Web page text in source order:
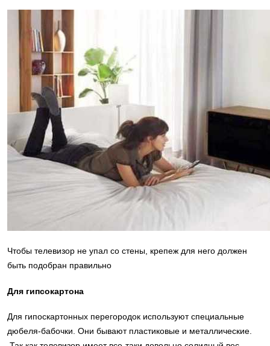
Чтобы телевизор не упал со стены, крепеж для него должен
быть подобран правильно
Для гипсокартона
Для гипоскартонных перегородок используют специальные
дюбеля-бабочки. Они бывают пластиковые и металлические.